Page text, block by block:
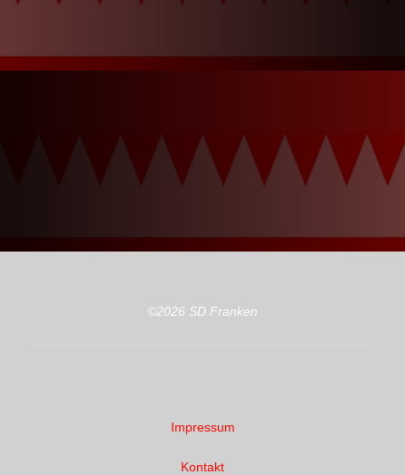
©2026 SD Franken
Impressum
Kontakt